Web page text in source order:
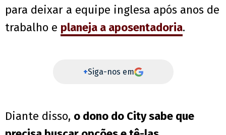
para deixar a equipe inglesa após anos de
trabalho e planeja a aposentadoria.
+Siga-nos em
Diante disso, o dono do City sabe que